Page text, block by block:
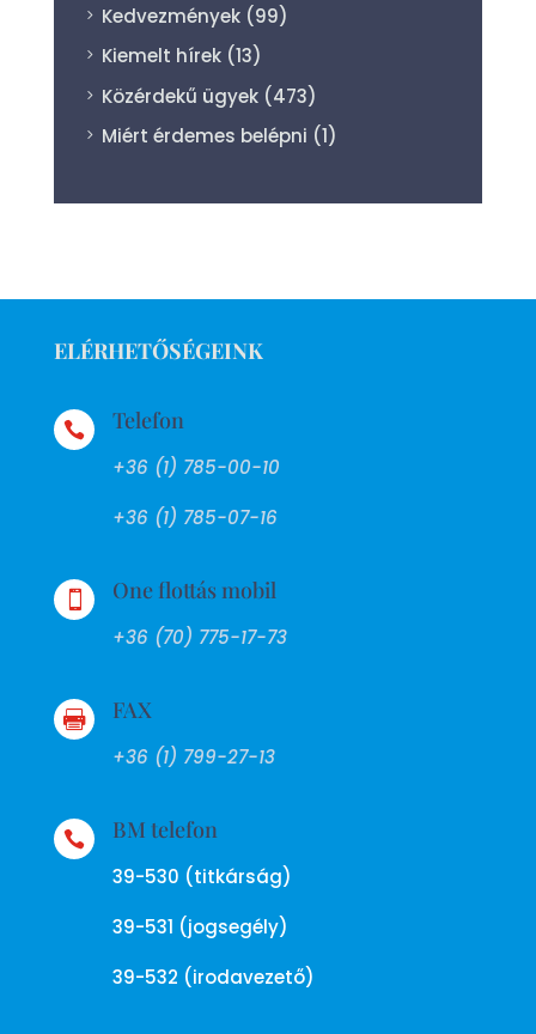
Kedvezmények (99)
Kiemelt hírek (13)
Közérdekű ügyek (473)
Miért érdemes belépni (1)
ELÉRHETŐSÉGEINK
 Telefon
+36 (1) 785-00-10
+36 (1) 785-07-16
 One flottás mobil
+36 (70) 775-17-73
 FAX
+36 (1) 799-27-13
 BM telefon
39-530 (titkárság)
39-531 (jogsegély)
39-532 (irodavezető)